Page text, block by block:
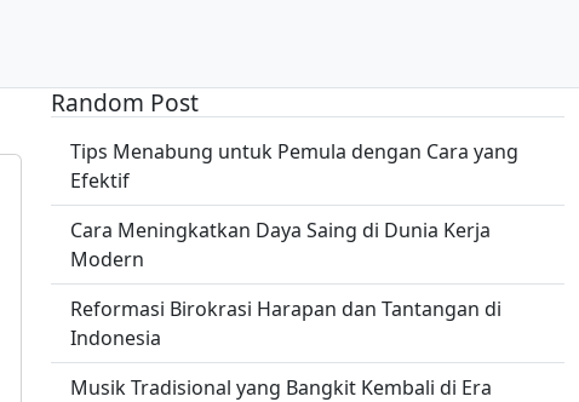
Random Post
Tips Menabung untuk Pemula dengan Cara yang
Efektif
Cara Meningkatkan Daya Saing di Dunia Kerja
Modern
Reformasi Birokrasi Harapan dan Tantangan di
Indonesia
Musik Tradisional yang Bangkit Kembali di Era